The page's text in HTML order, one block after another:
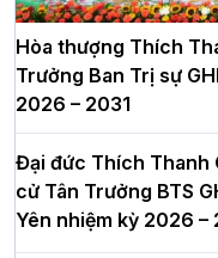
Hòa thượng Thích
Trưởng Ban Trị sự
2026 – 2031
Đại đức Thích Thanh
cử Tân Trưởng BTS
Yên nhiệm kỳ 2026 –